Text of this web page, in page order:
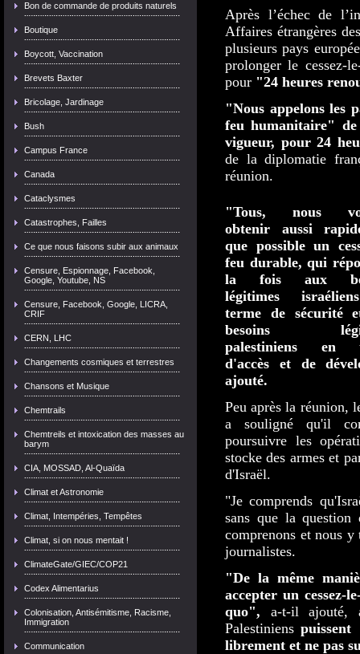
Bon de commande de produits naturels
Boutique
Boycott, Vaccination
Brevets Baxter
Bricolage, Jardinage
Bush
Campus France
Canada
Cataclysmes
Catastrophes, Failles
Ce que nous faisons subir aux animaux
Censure, Espionnage, Facebook,
Google, Youtube, NS
Censure, Facebook, Google, LICRA,
CRIF
CERN, LHC
Changements cosmiques et terrestres
Chansons et Musique
Chemtrails
Chemtreils et intoxication des masses au
barym
CIA, MOSSAD, Al-Quaïda
Climat et Astronomie
Climat, Intempéries, Tempêtes
Climat, si on nous mentait !
ClimateGate/GIEC/COP21
Codex Alimentarius
Colonisation, Antisémitisme, Racisme,
Immigration
Communication
Après l’échec de
Affaires étrangères
plusieurs pays
prolonger le cessez-
pour "24 heures
"Nous appelons les
feu humanitaire"
vigueur, pour 24
de la diplomatie
réunion.
"Tous, nous
obtenir aussi
que possible un
feu durable, qui
la fois aux
légitimes
terme de sécurité
besoins
palestiniens en
d'accès et de
ajouté.
Peu après la réunion,
a souligné qu'il
poursuivre les
stocke des armes et
d'Israël.
"Je comprends
sans que la
comprenons et nous
journalistes.
"De la même
accepter un
quo", a-t-il ajouté,
Palestiniens
librement et ne pas